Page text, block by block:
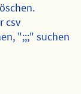
csv
";;;" suchen